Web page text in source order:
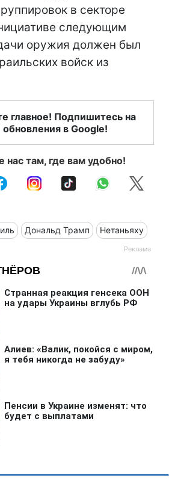
в секторе
следующим
оружия должен был
войск из
главное! Подпишитесь на
в Google!
нас там, где вам удобно!
Дональд Трамп Нетаньяху